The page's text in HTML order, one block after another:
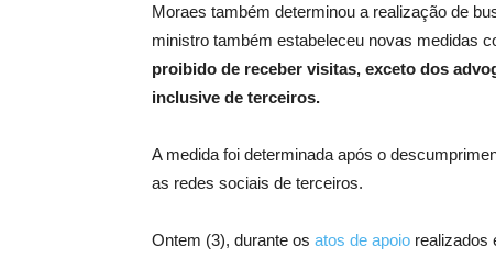
Moraes também determinou a realização de
ministro também estabeleceu novas medidas
proibido de receber visitas, exceto dos
inclusive de terceiros.
A medida foi determinada após o
as redes sociais de terceiros.
Ontem (3), durante os atos de apoio realizados